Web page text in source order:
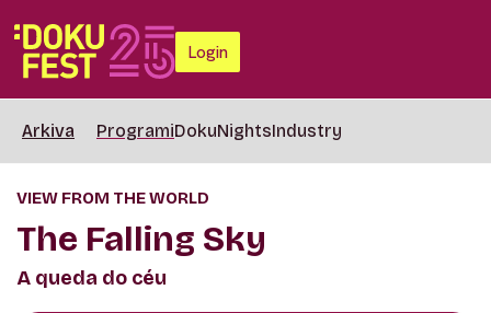
Login
Arkiva ProgramiDokuNightsIndustry
VIEW FROM THE WORLD
The Falling Sky
A queda do céu